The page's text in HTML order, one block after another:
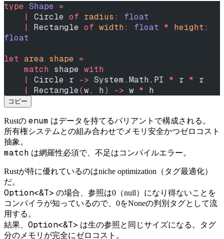
type Shape =
    |
Circle of radius :
float
    |
Rectangle of width: float * height:
float
let area shape =
    match
shape with
    |
Circle r -> System.Math.PI * r * r
    |
Rectangle(w, h ) -> w * h
コピー
Rustの enum はデータを持てるバリアントで構成される。
所有権システムとの組み合わせでメモリ安全かつゼロコスト
抽象。
match は網羅性必須で、不足はコンパイルエラー。
Rustが特に優れているのはniche optimization（タグ最適化）
だ。
Option<&T> の場合、参照は0（null）になり得ないことを
コンパイラが知っているので、0をNoneの判別タグとして流
用する。
結果、 Option<&T> は生の参照と同じサイズになる。タグ
分のメモリが完全にゼロコスト。